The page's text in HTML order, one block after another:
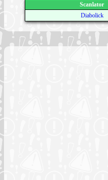
Scanlator
Diabolick